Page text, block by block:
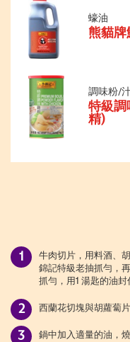
蠔油
熊貓牌
調味粉/
特級調
精)
牛肉切片，用料酒、
錦記特級老抽抓勻，
抓勻，用1 湯匙的油封
西蘭花切塊與胡蘿蔔
鍋中加入適量的油，